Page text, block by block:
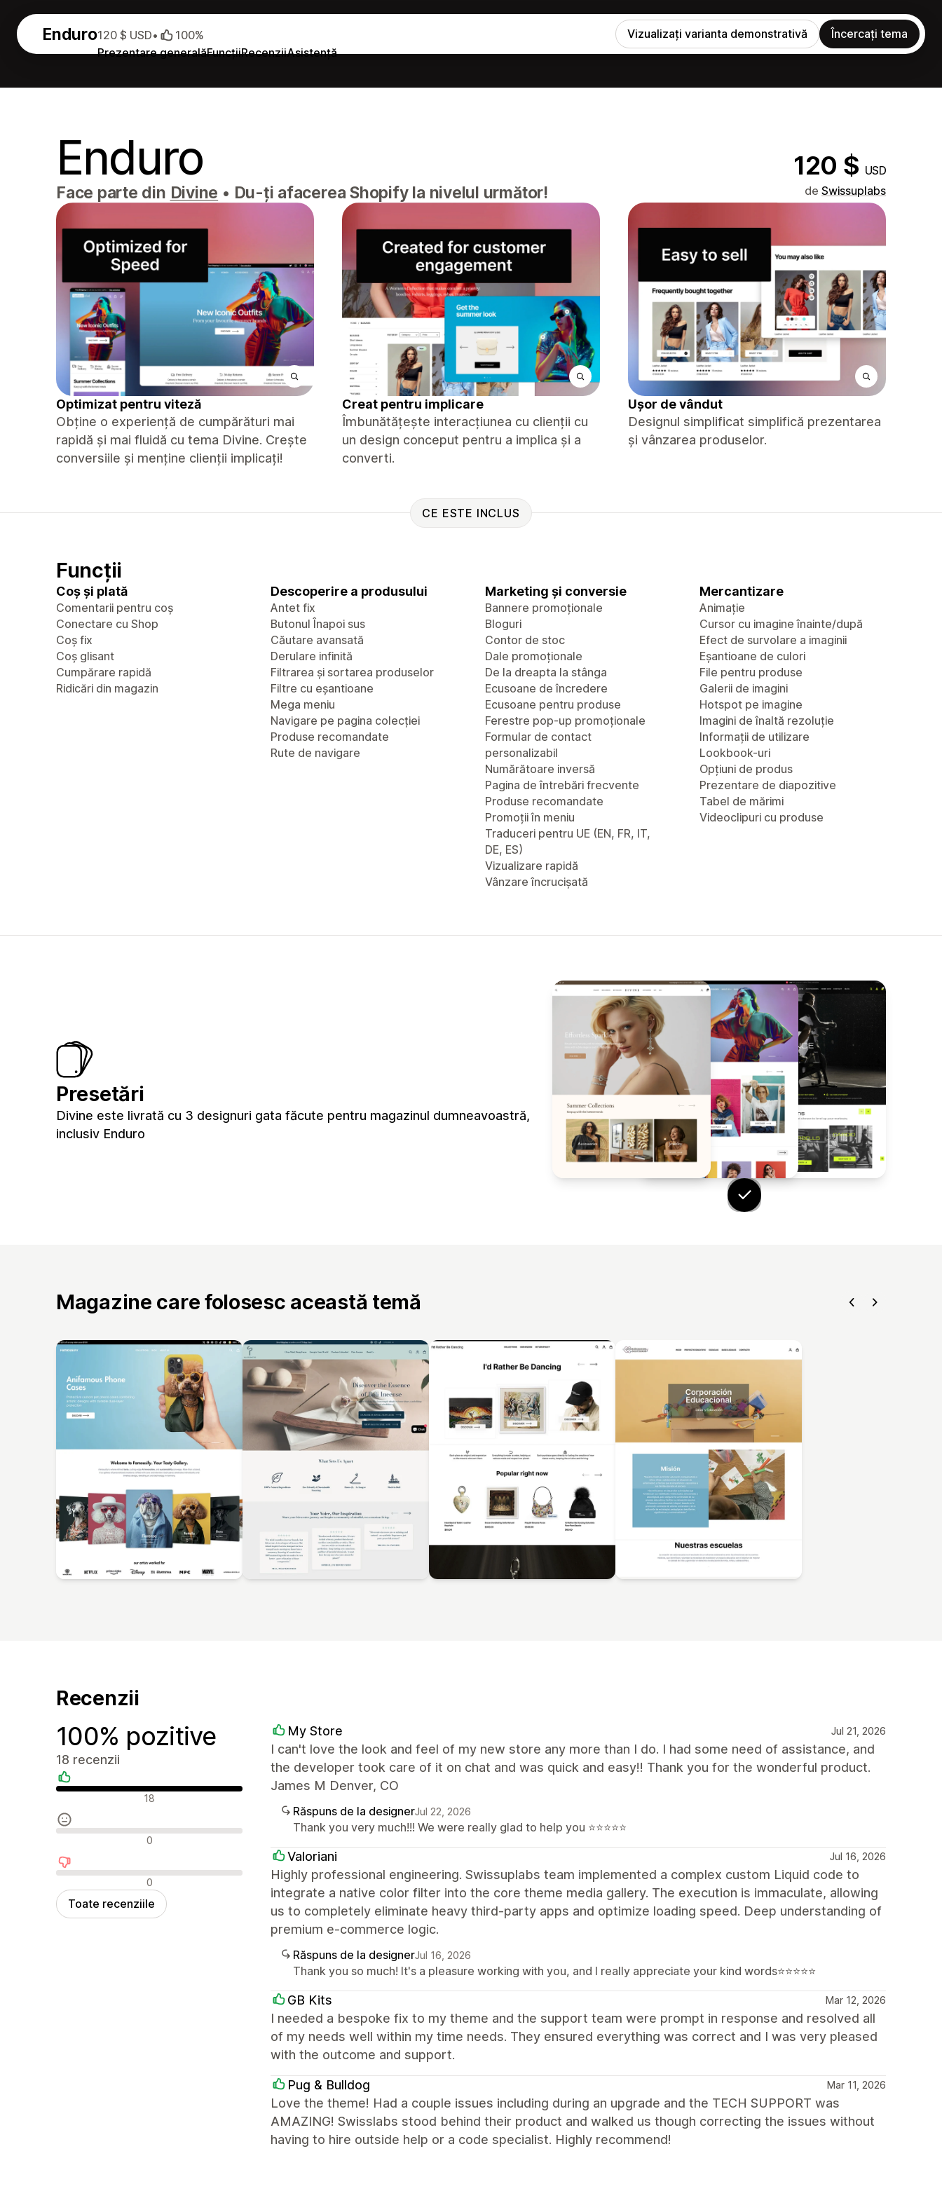
Enduro
Prezentare generalăFuncțiiRecenziiAsistență
120 $ USD• 100% Vizualizați varianta demonstrativă Încercați tema
Enduro 120 $ USD
Face parte din Divine • Du-ți afacerea Shopify la nivelul următor! de Swissuplabs
Optimizat pentru viteză
Obține o experiență de cumpărături mai
rapidă și mai fluidă cu tema Divine. Crește
conversiile și menține clienții implicați!
Creat pentru implicare
Îmbunătățește interacțiunea cu clienții cu
un design conceput pentru a implica și a
converti.
Ușor de vândut
Designul simplificat simplifică prezentarea
și vânzarea produselor.
CE ESTE INCLUS
Funcții
Coș și plată
Comentarii pentru coș
Conectare cu Shop
Coș fix
Coș glisant
Cumpărare rapidă
Ridicări din magazin
Descoperire a produsului
Antet fix
Butonul Înapoi sus
Căutare avansată
Derulare infinită
Filtrarea și sortarea produselor
Filtre cu eșantioane
Mega meniu
Navigare pe pagina colecției
Produse recomandate
Rute de navigare
Marketing și conversie
Bannere promoționale
Bloguri
Contor de stoc
Dale promoționale
De la dreapta la stânga
Ecusoane de încredere
Ecusoane pentru produse
Ferestre pop-up promoționale
Formular de contact
personalizabil
Numărătoare inversă
Pagina de întrebări frecvente
Produse recomandate
Promoții în meniu
Traduceri pentru UE (EN, FR, IT,
DE, ES)
Vizualizare rapidă
Vânzare încrucișată
Mercantizare
Animație
Cursor cu imagine înainte/după
Efect de survolare a imaginii
Eșantioane de culori
File pentru produse
Galerii de imagini
Hotspot pe imagine
Imagini de înaltă rezoluție
Informații de utilizare
Lookbook-uri
Opțiuni de produs
Prezentare de diapozitive
Tabel de mărimi
Videoclipuri cu produse
Presetări
Divine este livrată cu 3 designuri gata făcute pentru magazinul dumneavoastră,
inclusiv Enduro
Magazine care folosesc această temă
Recenzii
100% pozitive
18 recenzii
Recenzii pozitive18
Recenzii neutre 0
Recenzii negative0
Toate recenziile
My Store Jul 21, 2026
I can't love the look and feel of my new store any more than I do. I had some need of assistance, and
the developer took care of it on chat and was quick and easy!! Thank you for the wonderful product.
James M Denver, CO
Răspuns de la designerJul 22, 2026
Thank you very much!!! We were really glad to help you ⭐⭐⭐⭐⭐
Valoriani Jul 16, 2026
Highly professional engineering. Swissuplabs team implemented a complex custom Liquid code to
integrate a native color filter into the core theme media gallery. The execution is immaculate, allowing
us to completely eliminate heavy third-party apps and optimize loading speed. Deep understanding of
premium e-commerce logic.
Răspuns de la designerJul 16, 2026
Thank you so much! It's a pleasure working with you, and I really appreciate your kind words⭐⭐⭐⭐⭐
GB Kits Mar 12, 2026
I needed a bespoke fix to my theme and the support team were prompt in response and resolved all
of my needs well within my time needs. They ensured everything was correct and I was very pleased
with the outcome and support.
Pug & Bulldog Mar 11, 2026
Love the theme! Had a couple issues including during an upgrade and the TECH SUPPORT was
AMAZING! Swisslabs stood behind their product and walked us though correcting the issues without
having to hire outside help or a code specialist. Highly recommend!